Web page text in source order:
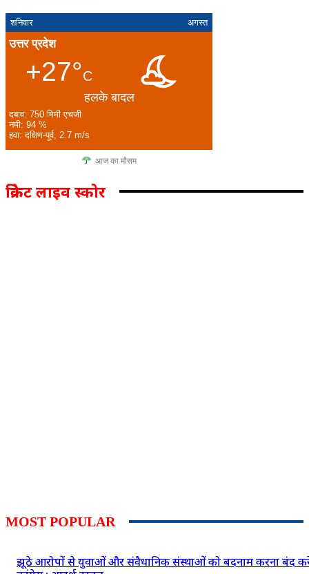
शनिवार अगस्त
उत्तर प्रदेश
+27°C
हलके बादल
दबाव: 750 मिमी एचजी
नमी: 94 %
हवा: दक्षिण-पूर्व, 2.7 m/s
आज का मौसम
क्रिकेट लाइव स्कोर
MOST POPULAR
झूठे आरोपों से युवाओं और संवैधानिक संस्थाओं को बदनाम करना बंद